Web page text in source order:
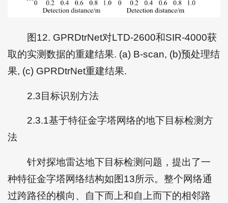
图12. GPRDtrNet对LTD-2600和SIR-4000获
取的实测数据的重建结果. (a) B-scan, (b)预处理结
果, (c) GPRDtrNet重建结果.
2.3目标识别方法
2.3.1基于特征金字塔网络的地下目标检测方
法
针对探地雷达地下目标检测问题，提出了一
种特征金字塔网络结构如图13所示。整个网络通
过跨路径的横向、自下而上和自上而下的相邻路